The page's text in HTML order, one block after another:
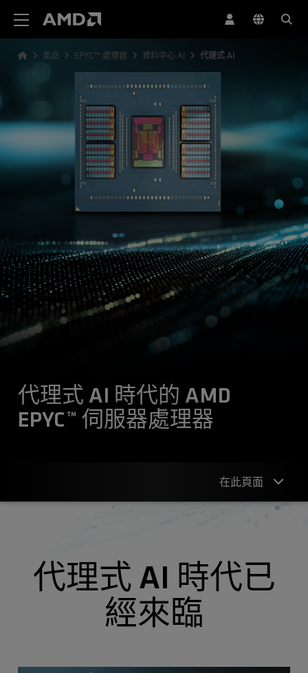
產品 EPYC™ 處理器 資料中心 AI 代理式 AI
代理式 AI 時代的 AMD
EPYC™ 伺服器處理器
在此頁面
適用於代理式 AI 的處理器
AMD EPYC 伺服器處理器
資源
代理式 AI 時代已
經來臨